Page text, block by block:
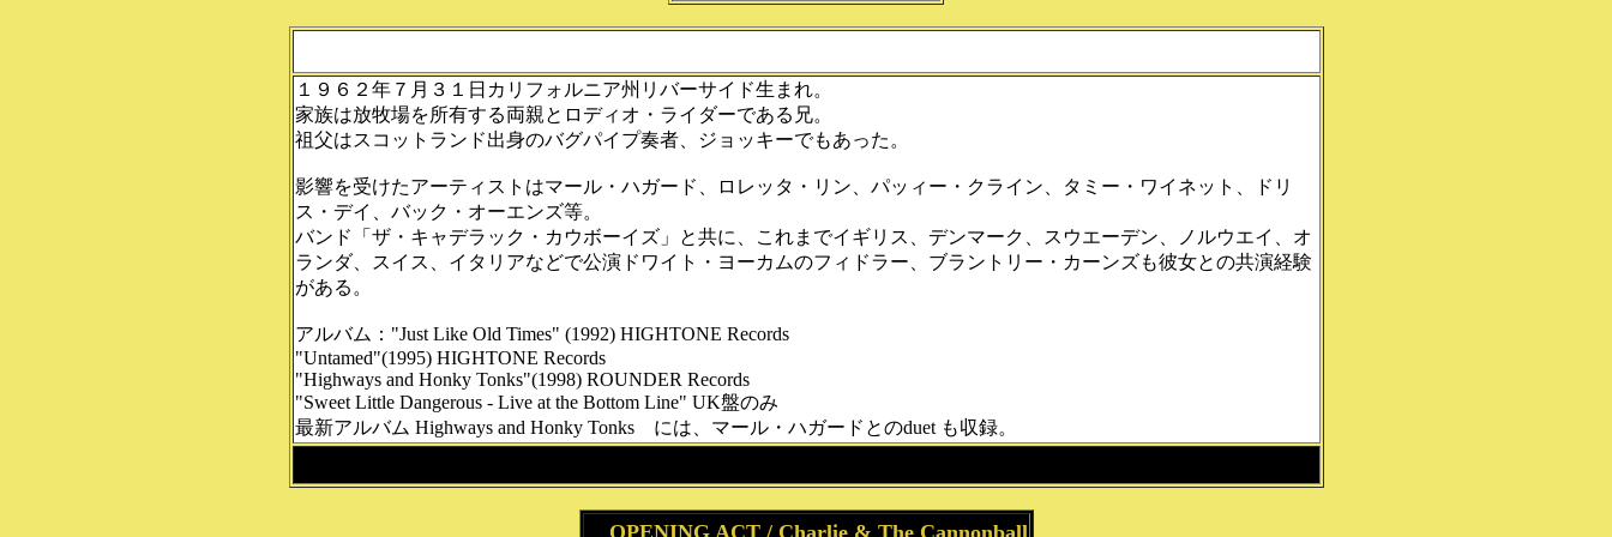
１９６２年７月３１日カリフォルニア州リバーサイド生まれ。
家族は放牧場を所有する両親とロディオ・ライダーである兄。
祖父はスコットランド出身のバグパイプ奏者、ジョッキーでもあった。
影響を受けたアーティストはマール・ハガード、ロレッタ・リン、パッィー・クライン、タミー・ワイネット、ドリ
ス・デイ、バック・オーエンズ等。
バンド「ザ・キャデラック・カウボーイズ」と共に、これまでイギリス、デンマーク、スウエーデン、ノルウエイ、オ
ランダ、スイス、イタリアなどで公演ドワイト・ヨーカムのフィドラー、ブラントリー・カーンズも彼女との共演経験
がある。
アルバム："Just Like Old Times" (1992) HIGHTONE Records
"Untamed"(1995) HIGHTONE Records
"Highways and Honky Tonks"(1998) ROUNDER Records
"Sweet Little Dangerous - Live at the Bottom Line" UK盤のみ
最新アルバム Highways and Honky Tonks には、マール・ハガードとのduet も収録。
OPENING ACT / Charlie & The Cannonball